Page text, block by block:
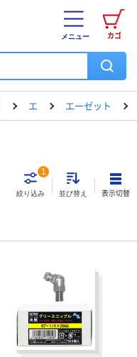
カゴ
メニュー
エ エーゼット
絞り込み
1
並び替え 表示切替